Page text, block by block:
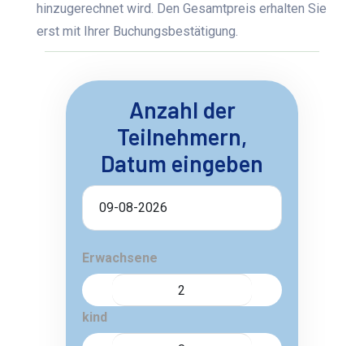
hinzugerechnet wird. Den Gesamtpreis erhalten Sie
erst mit Ihrer Buchungsbestätigung.
Anzahl der
Teilnehmern,
Datum eingeben
Erwachsene
kind